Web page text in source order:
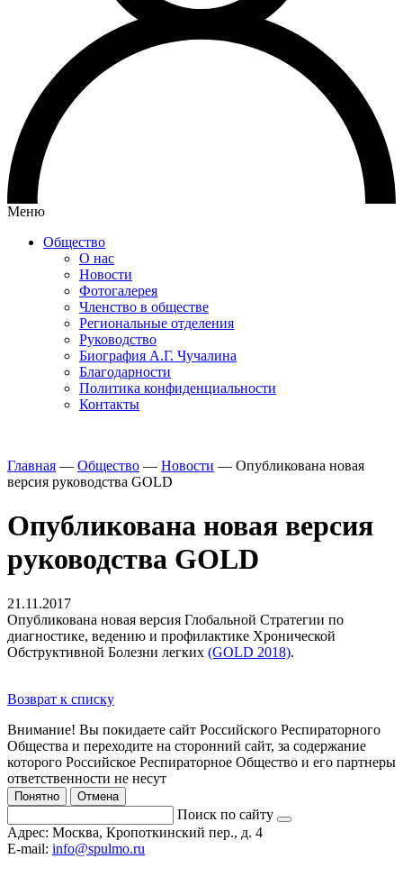
Меню
Общество
О нас
Новости
Фотогалерея
Членство в обществе
Региональные отделения
Руководство
Биография А.Г. Чучалина
Благодарности
Политика конфиденциальности
Контакты
Главная — Общество — Новости — Опубликована новая
версия руководства GOLD
Опубликована новая версия
руководства GOLD
21.11.2017
Опубликована новая версия Глобальной Стратегии по
диагностике, ведению и профилактике Хронической
Обструктивной Болезни легких (GOLD 2018).
Возврат к списку
Внимание! Вы покидаете сайт Российского Респираторного
Общества и переходите на сторонний сайт, за содержание
которого Российское Респираторное Общество и его партнеры
ответственности не несут
Понятно Отмена
Поиск по сайту
Адрес: Москва, Кропоткинский пер., д. 4
E-mail: info@spulmo.ru